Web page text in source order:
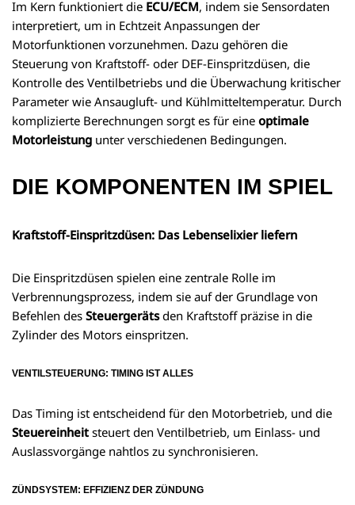
Im Kern funktioniert die ECU/ECM, indem sie Sensordaten
interpretiert, um in Echtzeit Anpassungen der
Motorfunktionen vorzunehmen. Dazu gehören die
Steuerung von Kraftstoff- oder DEF-Einspritzdüsen, die
Kontrolle des Ventilbetriebs und die Überwachung kritischer
Parameter wie Ansaugluft- und Kühlmitteltemperatur. Durch
komplizierte Berechnungen sorgt es für eine optimale
Motorleistung unter verschiedenen Bedingungen.
DIE KOMPONENTEN IM SPIEL
Kraftstoff-Einspritzdüsen: Das Lebenselixier liefern
Die Einspritzdüsen spielen eine zentrale Rolle im
Verbrennungsprozess, indem sie auf der Grundlage von
Befehlen des Steuergerätsden Kraftstoff präzise in die
Zylinder des Motors einspritzen.
VENTILSTEUERUNG: TIMING IST ALLES
Das Timing ist entscheidend für den Motorbetrieb, und die
Steuereinheit steuert den Ventilbetrieb, um Einlass- und
Auslassvorgänge nahtlos zu synchronisieren.
ZÜNDSYSTEM: EFFIZIENZ DER ZÜNDUNG